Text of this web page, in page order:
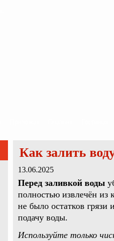
Как залить
13.06.2025
Перед заливкой воды
полностью извлечён из
не было остатков грязи
подачу воды.
Используйте только